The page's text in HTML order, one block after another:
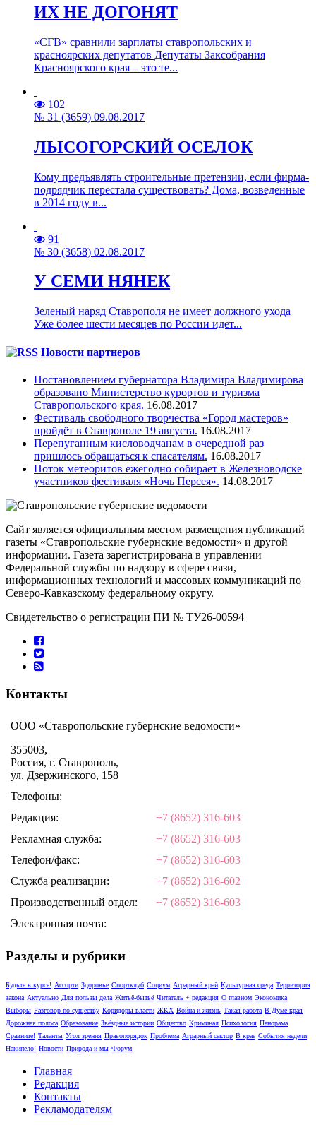
ИХ НЕ ДОГОНЯТ
«СГВ» сравнили зарплаты ставропольских и
красноярских депутатов Депутаты Заксобрания
Красноярского края – это те...
102
№ 31 (3659) 09.08.2017
ЛЫСОГОРСКИЙ ОСЕЛОК
Кому предъявлять строительные претензии, если фирма-
подрядчик перестала существовать? Дома, возведенные
в 2014 году в...
91
№ 30 (3658) 02.08.2017
У СЕМИ НЯНЕК
Зеленый наряд Ставрополя не имеет должного ухода
Уже более шести месяцев по России идет...
Новости партнеров
Постановлением губернатора Владимира Владимирова
образовано Министерство курортов и туризма
Ставропольского края. 16.08.2017
Фестиваль свободного творчества «Город мастеров»
пройдёт в Ставрополе 19 августа. 16.08.2017
Перепуганным кисловодчанам в очередной раз
пришлось обращаться к спасателям. 16.08.2017
Поток метеоритов ежегодно собирает в Железноводске
участников фестиваля «Ночь Персея». 14.08.2017
Сайт является официальным местом размещения публикаций
газеты «Ставропольские губернские ведомости» и другой
информации. Газета зарегистрирована в управлении
Федеральной службы по надзору в сфере связи,
информационных технологий и массовых коммуникаций по
Северо-Кавказскому федеральному округу.
Свидетельство о регистрации ПИ № ТУ26-00594
Контакты
ООО «Ставропольские губернские ведомости»
355003,
Россия, г. Ставрополь,
ул. Дзержинского, 158
Телефоны:
Редакция:
+7 (8652) 316-603
Рекламная служба:
+7 (8652) 316-603
Телефон/факс:
+7 (8652) 316-603
Служба реализации:
+7 (8652) 316-602
Производственный отдел:
+7 (8652) 316-603
Электронная почта:
Разделы и рубрики
Будьте в курсе! Ассорти Здоровье Спортклуб Социум Аграрный край Культурная среда Территория
закона Актуально Для пользы дела Житьё-бытьё Читатель + редакция О главном Экономика
Выборы Разговор по существу Коридоры власти ЖКХ Война и жизнь Такая работа В Думе края
Дорожная полоса Образование Звёздные истории Общество Криминал Психология Панорама
Сравните! Таланты Угол зрения Правопорядок Проблема Аграрный сектор В крае События недели
Накипело! Новости Природа и мы Форум
Главная
Редакция
Контакты
Рекламодателям